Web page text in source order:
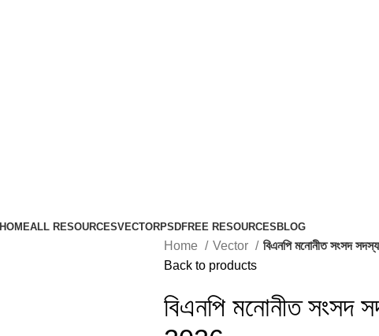
HOMEALL RESOURCESVECTORPSDFREE RESOURCES BLOG
Home Vector
বিএনপি মনোনীত সংসদ
Back to products
বিএনপি মনোনীত সংসদ